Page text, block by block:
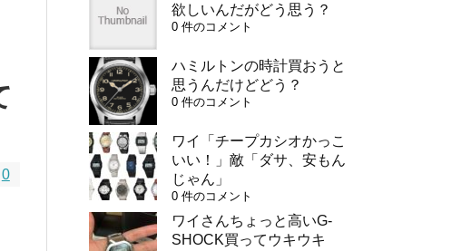
0
欲しいんだがどう思う？
0 件のコメント
ハミルトンの時計買おうと
思うんだけどどう？
0 件のコメント
ワイ「チープカシオかっこ
いい！」敵「ダサ、安もん
じゃん」
0 件のコメント
ワイさんちょっと高いG-
SHOCK買ってウキウキ